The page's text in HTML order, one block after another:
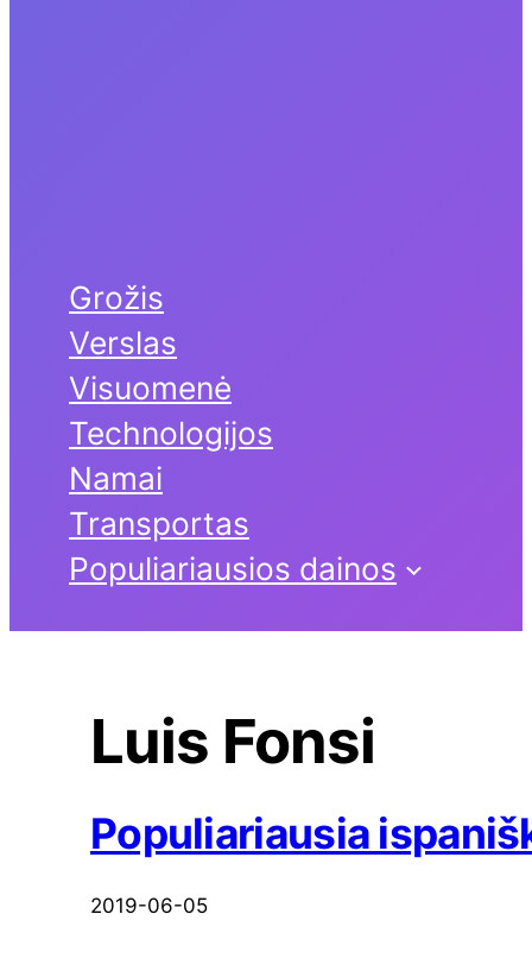
Grožis
Verslas
Visuomenė
Technologijos
Namai
Transportas
Populiariausios dainos
Luis Fonsi
Populiariausia
2019-06-05